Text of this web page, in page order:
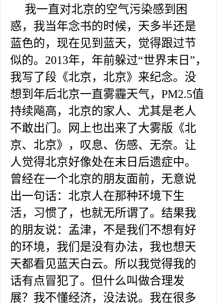
我一直对北京的空气污染感到困
惑，我当年念书的时候，天多半还是
蓝色的，现在见到蓝天，觉得跟过节
似的。2013年，年前躲过“世界末日”，
我写了段《北京，北京》来纪念。没
想到年后北京一直雾霾天气，PM2.5值
持续飚高，北京的家人、尤其是老人
不敢出门。网上也出来了大雾版《北
京、北京》，叹息、伤感、无奈。让
人觉得北京好像处在末日后遗症中。
曾经在一个北京的朋友面前，无意说
出一句话：北京人在那种环境下生
活，习惯了，也就无所谓了。结果我
的朋友说：孟津，不是我们不想有好
的环境，我们是没有办法，我也想天
天都看见蓝天白云。所以我觉得我的
话有点冒犯了。但什么叫做合理发
展？我不懂经济，没法说。我在很多